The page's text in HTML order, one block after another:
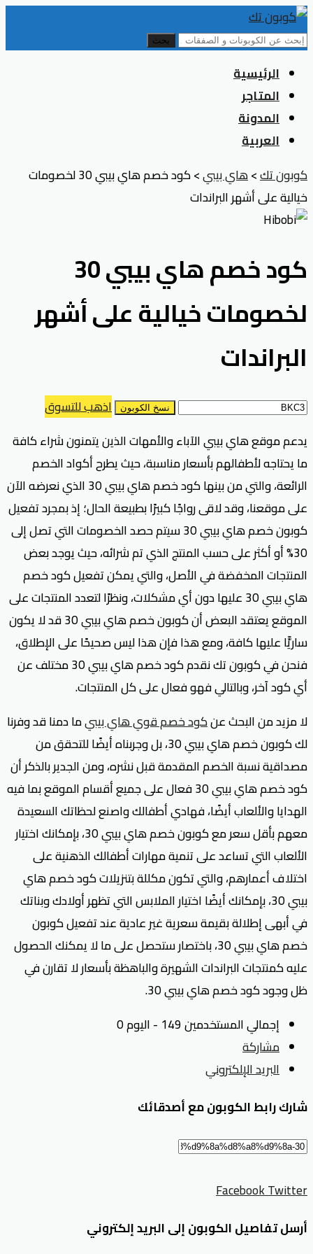
بحث
Skip
content
الرئيسية
المتاجر
المدونة
العربية
كوبون تك>هاي بيبي>
كود خصم هاي بيبي 30 لخصومات
خيالية على أشهر البراندات
كود خصم هاي بيبي 30
لخصومات خيالية على أشهر
البراندات
نسخ الكوبون
اذهب للتسوق
يدعم موقع هاي بيبي الآباء والأمهات الذين يتمنون شراء كافة
ما يحتاجه لأطفالهم بأسعار مناسبة، حيث يطرح أكواد الخصم
الرائعة، والتي من بينها كود خصم هاي بيبي 30 الذي نعرضه الآن
على موقعنا، وقد لاقى رواجًا كبيرًا بطبيعة الحال؛ إذ بمجرد تفعيل
كوبون خصم هاي بيبي 30 سيتم حصد الخصومات التي تصل إلى
30% أو أكثر على حسب المنتج الذي تم شرائه، حيث يوجد بعض
المنتجات المخفضة في الأصل، والتي يمكن تفعيل كود خصم
هاي بيبي 30 عليها دون أي مشكلات، ونظرًا لتعدد المنتجات على
الموقع يعتقد البعض أن كوبون خصم هاي بيبي 30 قد لا يكون
ساريًّا عليها كافة، ومع هذا فإن هذا ليس صحيحًا على الإطلاق،
فنحن في كوبون تك نقدم كود خصم هاي بيبي 30 مختلف عن
أي كود آخر، وبالتالي فهو فعال على كل المنتجات.
لا مزيد من البحث عنكود خصم قوي هاي بيبيما دمنا قد وفرنا
لك كوبون خصم هاي بيبي 30، بل وجربناه أيضًا للتحقق من
مصداقية نسبة الخصم المقدمة قبل نشره، ومن الجدير بالذكر أن
كود خصم هاي بيبي 30 فعال على جميع أقسام الموقع بما فيه
الهدايا والألعاب أيضًا، فهادي أطفالك واصنع لحظاتك السعيدة
معهم بأقل سعر مع كوبون خصم هاي بيبي 30، بإمكانك اختيار
الألعاب التي تساعد على تنمية مهارات أطفالك الذهنية على
اختلاف أعمارهم، والتي تكون مكللة بتنزيلات كود خصم هاي
بيبي 30، بإمكانك أيضًا اختيار الملابس التي تظهر أولادك وبناتك
في أبهى إطلالة بقيمة سعرية غير عادية عند تفعيل كوبون
خصم هاي بيبي 30، باختصار ستحصل على ما لا يمكنك الحصول
عليه كمنتجات البراندات الشهيرة والباهظة بأسعار لا تقارن في
ظل وجود كود خصم هاي بيبي 30.
إجمالي المستخدمين 149 - اليوم 0
مشاركة
البريد الإلكتروني
شارك رابط الكوبون مع أصدقائك
FacebookTwitter
أرسل تفاصيل الكوبون إلى البريد إلكتروني